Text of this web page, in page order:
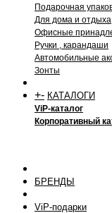
Подарочная
Для дома и отдыха
Офисные
Ручки , карандаши
Автомобильные
Зонты
+- КАТАЛОГИ
ViP-каталог
Корпоративный
БРЕНДЫ
ViP-подарки